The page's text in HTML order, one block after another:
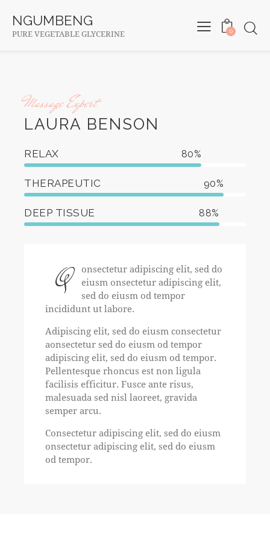
NGUMBENG
PURE VEGETABLE GLYCERINE 0
Massage Expert
LAURA BENSON
RELAX 80%
THERAPEUTIC 90%
DEEP TISSUE 88%
Q
onsectetur adipiscing elit, sed do
eiusm onsectetur adipiscing elit,
sed do eiusm od tempor
incididunt ut labore.
Adipiscing elit, sed do eiusm consectetur
aonsectetur sed do eiusm od tempor
adipiscing elit, sed do eiusm od tempor.
Pellentesque rhoncus est non ligula
facilisis efficitur. Fusce ante risus,
malesuada sed nisl laoreet, gravida
semper arcu.
Consectetur adipiscing elit, sed do eiusm
onsectetur adipiscing elit, sed do eiusm
od tempor.